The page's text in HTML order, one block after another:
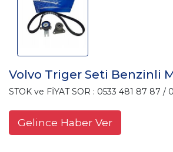
Volvo Triger Seti Benzinli
STOK ve FİYAT SOR : 0533 481 87 87 /
Gelince Haber Ver